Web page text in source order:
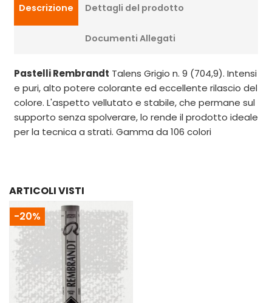
Descrizione Dettagli del prodotto
Documenti Allegati
Pastelli Rembrandt Talens Grigio n. 9 (704,9). Intensi
e puri, alto potere colorante ed eccellente rilascio del
colore. L'aspetto vellutato e stabile, che permane sul
supporto senza spolverare, lo rende il prodotto ideale
per la tecnica a strati. Gamma da 106 colori
ARTICOLI VISTI
-20%